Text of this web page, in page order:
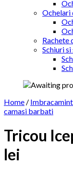
Ochelari
Rachete
Schiuri
Home /
camasi barbati
Tricou
lei